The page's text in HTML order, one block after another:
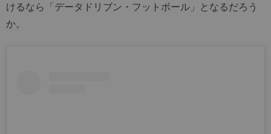
けるなら「データドリブン・フットボール」となるだろう
か。